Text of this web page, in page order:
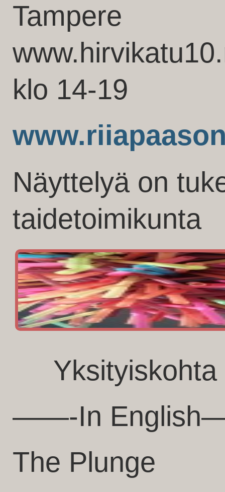
Tampere
klo 14-19
Näyttelyä on
taidetoimikunta
——-In
The Plunge